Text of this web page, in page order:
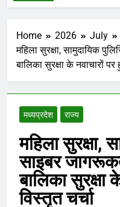
Home 2026 July
महिला सुरक्षा, सामुदायिक
बालिका सुरक्षा के नवाचारों पर
मध्‍यप्रदेश राज्य
महिला सुरक्षा,
साइबर
बालिका सुरक्षा
विस्तृत चर्चा